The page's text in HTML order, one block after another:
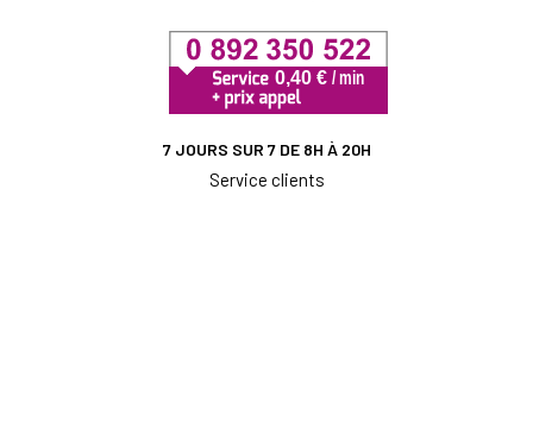
7 JOURS SUR 7 DE 8H À 20H
Service clients